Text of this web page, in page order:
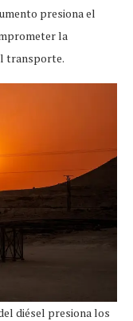
presiona el
la
transporte.
diésel presiona los